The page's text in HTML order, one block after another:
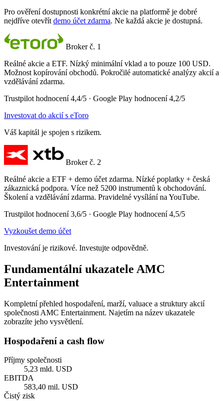
Pro ověření dostupnosti konkrétní akcie na platformě je dobré
nejdříve otevřít demo účet zdarma. Ne každá akcie je dostupná.
Broker č. 1
Reálné akcie a ETF. Nízký minimální vklad a to pouze 100 USD.
Možnost kopírování obchodů. Pokročilé automatické analýzy akcií a
vzdělávání zdarma.
Trustpilot hodnocení 4,4/5 · Google Play hodnocení 4,2/5
Investovat do akcií s eToro
Váš kapitál je spojen s rizikem.
Broker č. 2
Reálné akcie a ETF + demo účet zdarma. Nízké poplatky + česká
zákaznická podpora. Více než 5200 instrumentů k obchodování.
Školení a vzdělávání zdarma. Pravidelné vysílání na YouTube.
Trustpilot hodnocení 3,6/5 · Google Play hodnocení 4,5/5
Vyzkoušet demo účet
Investování je rizikové. Investujte odpovědně.
Fundamentální ukazatele AMC
Entertainment
Kompletní přehled hospodaření, marží, valuace a struktury akcií
společnosti AMC Entertainment. Najetím na název ukazatele
zobrazíte jeho vysvětlení.
Hospodaření a cash flow
Příjmy společnosti
5,23 mld. USD
EBITDA
583,40 mil. USD
Čistý zisk